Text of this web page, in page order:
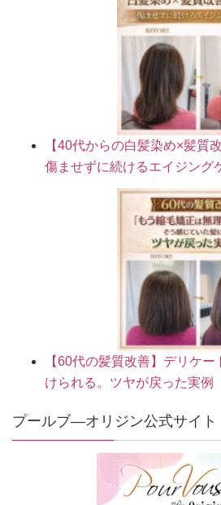
【40代からの白髪染め×髪質
傷ませずに続けるエイジング
【60代の髪質改善】デリケ
けられる。ツヤが戻った実例
プールブ―オリジン公式サイト